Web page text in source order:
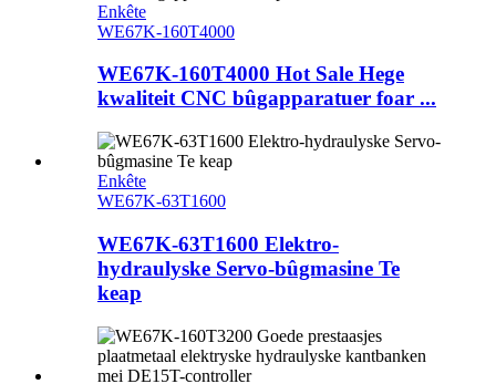
Enkête
WE67K-160T4000
WE67K-160T4000 Hot Sale Hege
kwaliteit CNC bûgapparatuer foar ...
Enkête
WE67K-63T1600
WE67K-63T1600 Elektro-
hydraulyske Servo-bûgmasine Te
keap